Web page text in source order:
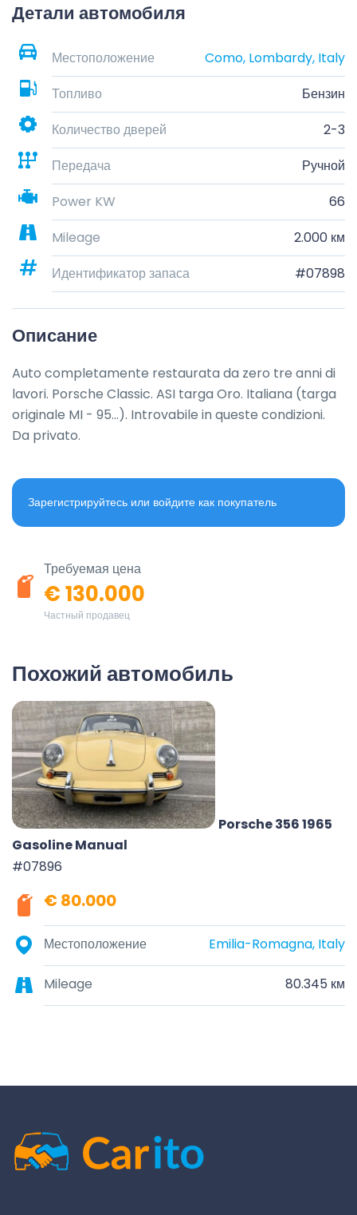
Детали автомобиля
Местоположение
Como, Lombardy, Italy
Топливо
Бензин
Количество дверей
2-3
Передача
Ручной
Power KW
66
Mileage
2.000 км
Идентификатор запаса
#07898
Описание
Auto completamente restaurata da zero tre anni di
lavori. Porsche Classic. ASI targa Oro. Italiana (targa
originale MI - 95...). Introvabile in queste condizioni.
Da privato.
Зарегистрируйтесь или войдите как покупатель
Требуемая цена
€ 130.000
Частный продавец
Похожий автомобиль
Porsche 356 1965
Gasoline Manual
#07896
€ 80.000
Местоположение Emilia-Romagna, Italy
Mileage 80.345 км